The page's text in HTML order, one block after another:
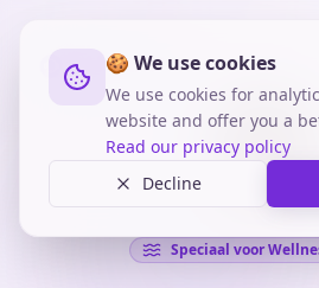
🍪 We use cookies
We use cookies for
website and offer you a
Read our privacy policy
Decline
Speciaal voor